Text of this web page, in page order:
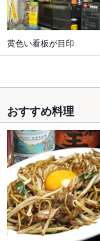
黄色い看板が目印
おすすめ料理